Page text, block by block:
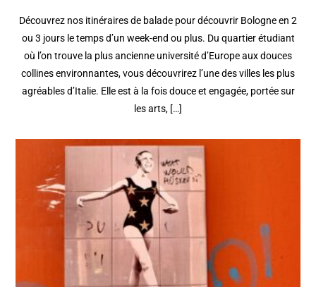
Découvrez nos itinéraires de balade pour découvrir Bologne en 2
ou 3 jours le temps d’un week-end ou plus. Du quartier étudiant
où l’on trouve la plus ancienne université d’Europe aux douces
collines environnantes, vous découvrirez l’une des villes les plus
agréables d’Italie. Elle est à la fois douce et engagée, portée sur
les arts, […]